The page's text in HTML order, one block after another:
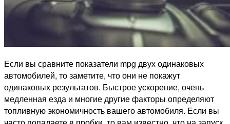
Если вы сравните показатели mpg двух одинаковых
автомобилей, то заметите, что они не покажут
одинаковых результатов. Быстрое ускорение, очень
медленная езда и многие другие факторы определяют
топливную экономичность вашего автомобиля. Если вы